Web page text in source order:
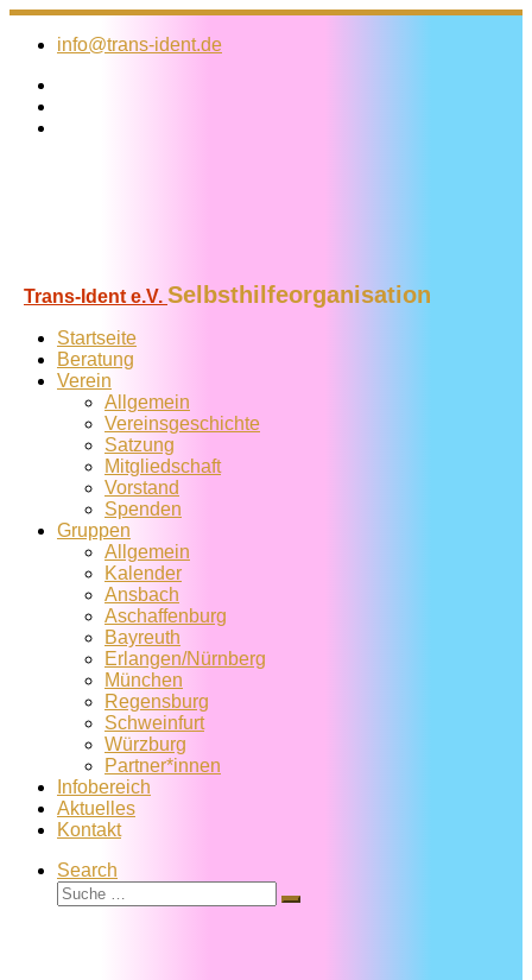
Zum
Inhalt
info@trans-ident.de
Trans-Ident e.V. Selbsthilfeorganisation
Startseite
Beratung
Verein
Allgemein
Vereins­geschichte
Satzung
Mitglied­schaft
Vorstand
Spenden
Gruppen
Allgemein
Kalender
Ansbach
Aschaffenburg
Bayreuth
Erlangen/Nürnberg
München
Regensburg
Schweinfurt
Würzburg
Partner*innen
Infobereich
Aktuelles
Kontakt
Search
Suche
Suche